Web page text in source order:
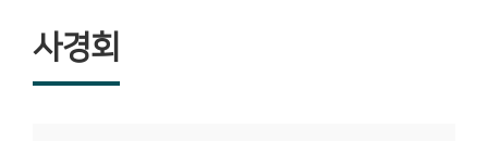
사경회